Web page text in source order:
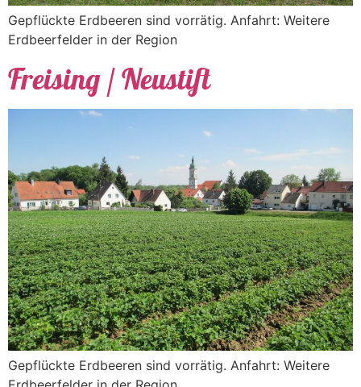
Gepflückte Erdbeeren sind vorrätig. Anfahrt: Weitere
Erdbeerfelder in der Region
Freising / Neustift
Gepflückte Erdbeeren sind vorrätig. Anfahrt: Weitere